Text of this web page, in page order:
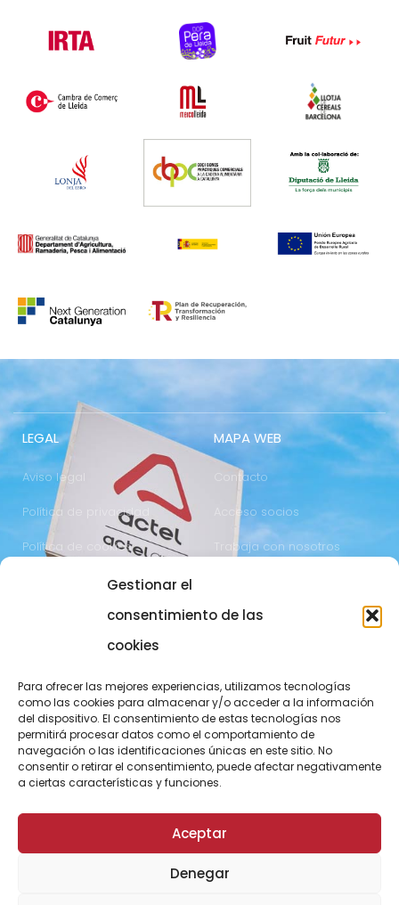
Gestionar el
consentimiento de las
cookies
Para ofrecer las mejores experiencias, utilizamos tecnologías
como las cookies para almacenar y/o acceder a la información
del dispositivo. El consentimiento de estas tecnologías nos
permitirá procesar datos como el comportamiento de
navegación o las identificaciones únicas en este sitio. No
consentir o retirar el consentimiento, puede afectar negativamente
a ciertas características y funciones.
Aceptar
Denegar
LEGAL
Aviso legal
Política de privacidad
Política de cookies
MAPA WEB
Contacto
Acceso socios
Trabaja con nosotros
973 700 800
actel@actel.es
25196 Lleida
comunicacio@actel.es
CONOCE NOVACOOP